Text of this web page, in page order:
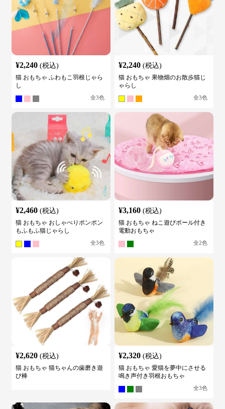
¥2,240 (税込)
猫 おもちゃ ふわもこ羽根じゃら
し
全3色
¥2,240 (税込)
猫 おもちゃ 果物畑のお散歩猫じ
ゃらし
全3色
¥2,460 (税込)
猫 おもちゃ おしゃべりポンポン
もふもふ猫じゃらし
全3色
¥3,160 (税込)
猫 おもちゃ ねこ遊びボール付き
電動おもちゃ
全2色
¥2,620 (税込)
猫 おもちゃ 猫ちゃんの歯磨き遊
び棒
¥2,320 (税込)
猫 おもちゃ 愛猫を夢中にさせる
鳴き声付き羽根おもちゃ
全3色